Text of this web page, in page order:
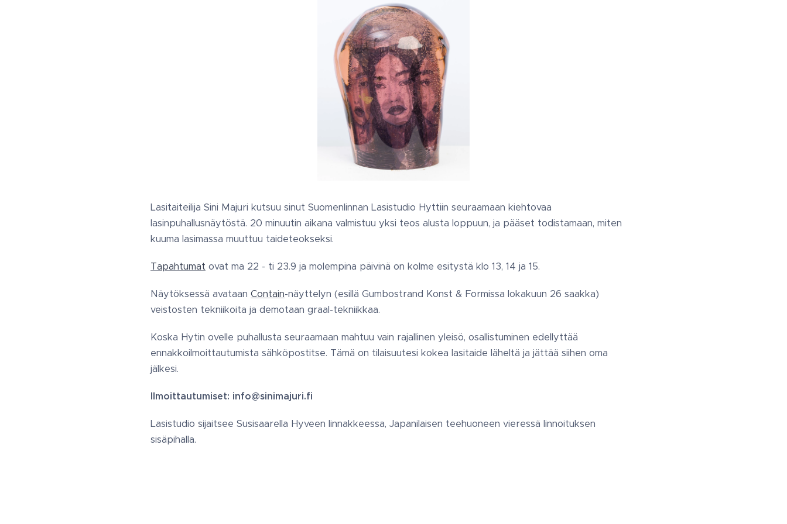
Lasitaiteilija Sini Majuri kutsuu sinut Suomenlinnan Lasistudio Hyttiin seuraamaan kiehtovaa
lasinpuhallusnäytöstä. 20 minuutin aikana valmistuu yksi teos alusta loppuun, ja pääset todistamaan, miten
kuuma lasimassa muuttuu taideteokseksi.
Tapahtumat ovat ma 22 - ti 23.9 ja molempina päivinä on kolme esitystä klo 13, 14 ja 15.
Näytöksessä avataan Contain-näyttelyn (esillä Gumbostrand Konst & Formissa lokakuun 26 saakka)
veistosten tekniikoita ja demotaan graal-tekniikkaa.
Koska Hytin ovelle puhallusta seuraamaan mahtuu vain rajallinen yleisö, osallistuminen edellyttää
ennakkoilmoittautumista sähköpostitse. Tämä on tilaisuutesi kokea lasitaide läheltä ja jättää siihen oma
jälkesi.
Ilmoittautumiset: info@sinimajuri.fi
Lasistudio sijaitsee Susisaarella Hyveen linnakkeessa, Japanilaisen teehuoneen vieressä linnoituksen
sisäpihalla.